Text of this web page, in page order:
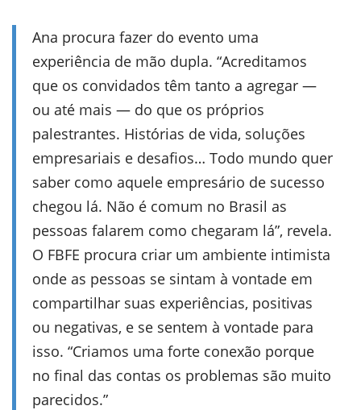
Ana procura fazer do evento uma
experiência de mão dupla. “Acreditamos
que os convidados têm tanto a agregar —
ou até mais — do que os próprios
palestrantes. Histórias de vida, soluções
empresariais e desafios… Todo mundo quer
saber como aquele empresário de sucesso
chegou lá. Não é comum no Brasil as
pessoas falarem como chegaram lá”, revela.
O FBFE procura criar um ambiente intimista
onde as pessoas se sintam à vontade em
compartilhar suas experiências, positivas
ou negativas, e se sentem à vontade para
isso. “Criamos uma forte conexão porque
no final das contas os problemas são muito
parecidos.”